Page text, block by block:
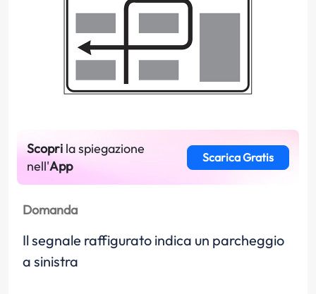
Scopri la spiegazione
nell'App
Scarica Gratis
Domanda
Il segnale raffigurato indica un parcheggio
a sinistra